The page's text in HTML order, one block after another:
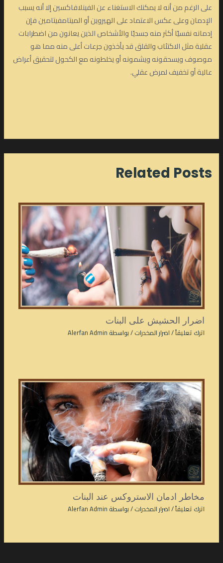
على الرغم من أنه لا يمكنك الاستغناء عن الفينلافاكسين إلا أنه يسبب
الإدمان وعلى عكس الاعتماد على الهيروين أو الميتامفيتامين فإن
إدمانه نفسيًا أكثر منه جسديًا والأشخاص الذين يعانون من اضطرابات
عقلية مثل الاكتئاب والقلق قد يأخذون جرعات أعلى منه مما هو
موصوف ويسحقونه ويشمونه أو يخلطونه مع الكحول لتحقيق أعراض
عالية أو تخفيف لمرض عقلي.
Related Posts
اضرار الحشيش على البنات
اترك تعليقاً/اضرار المخدرات/ بواسطة Alerfan Admin
مخاطر ادمان الاستروكس عند البنات
اترك تعليقاً/اضرار المخدرات/ بواسطة Alerfan Admin